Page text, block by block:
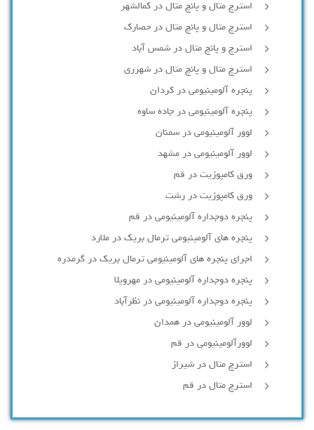
استرچ متال و پانچ متال در کمالشهر
استرچ متال و پانچ متال در حصارك
استرچ و پانچ متال در شمس آباد
استرچ متال و پانچ متال در شهرری
پنجره آلومینیومی در کردان
پنجره آلومینیومی در جاده ساوه
لوور آلومینیومی در سمنان
لوور آلومینیومی در مشهد
ورق کامپوزیت در قم
ورق کامپوزیت در رشت
پنجره دوجداره آلومينيومی در قم
پنجره های آلومینیومی ترمال بریک در ملارد
اجرای پنجره های آلومینیومی ترمال بریک در گرمدره
پنجره دوجداره آلومینیومی در مهرویلا
پنجره دوجداره آلومینیومی در نظرآباد
لوور آلومینیومی در همدان
لوورآلومینیومی در قم
استرچ متال در شیراز
استرچ متال در قم